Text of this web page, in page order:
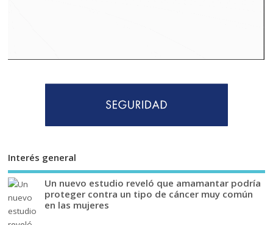
Interés general
Un nuevo estudio reveló que amamantar podría
proteger contra un tipo de cáncer muy común
en las mujeres